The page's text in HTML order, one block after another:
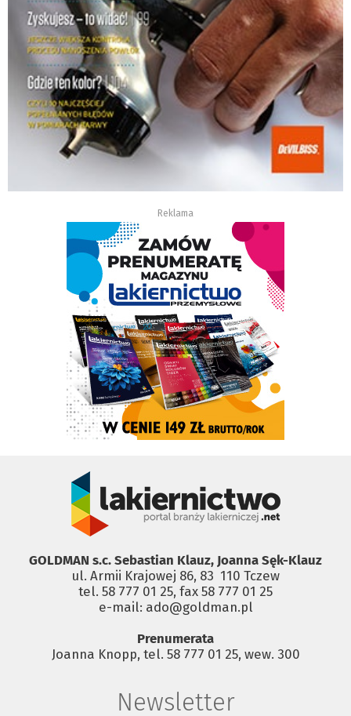
Reklama
GOLDMAN s.c. Sebastian Klauz, Joanna Sęk-Klauz
ul. Armii Krajowej 86, 83 ­ 110 Tczew
tel. 58 777 01 25, fax 58 777 01 25
e-mail: ado@goldman.pl
Prenumerata
Joanna Knopp, tel. 58 777 01 25, wew. 300
Newsletter